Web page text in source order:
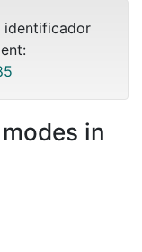
identificador
in